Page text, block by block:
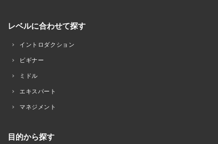
レベルに合わせて探す
イントロダクション
ビギナー
ミドル
エキスパート
マネジメント
目的から探す